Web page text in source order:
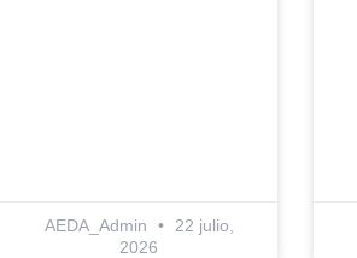
AEDA_Admin
22 julio,
2026